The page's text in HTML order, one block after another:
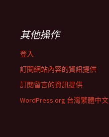
其他操作
登入
訂閱網站內容的資訊提供
訂閱留言的資訊提供
WordPress.org 台灣繁體中文